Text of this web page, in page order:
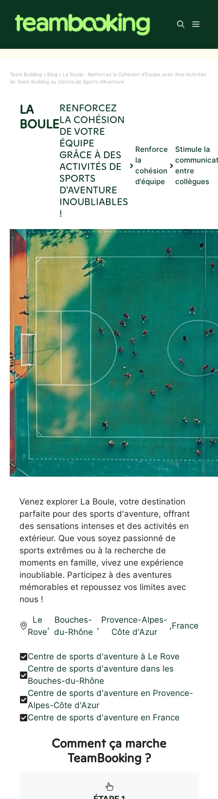
contenu
Menu
Team Building » Blog » La Boule : Renforcez la Cohésion d’Équipe avec Nos Activités
de Team Building au Centre de Sports d’Aventure
LA
BOULE
RENFORCEZ
LA COHÉSION
DE VOTRE
ÉQUIPE
GRÂCE À DES
ACTIVITÉS DE
SPORTS
D'AVENTURE
INOUBLIABLES
!
Renforce
la
cohésion
d'équipe
Stimule la
entre
collègues
Venez explorer La Boule, votre destination
parfaite pour des sports d'aventure, offrant
des sensations intenses et des activités en
extérieur. Que vous soyez passionné de
sports extrêmes ou à la recherche de
moments en famille, vivez une expérience
inoubliable. Participez à des aventures
mémorables et repoussez vos limites avec
nous !
Le
Rove
,
Bouches-
du-Rhône
,
Provence-Alpes-
Côte d'Azur
,France
Centre de sports d'aventure à Le Rove
Centre de sports d'aventure dans les
Bouches-du-Rhône
Centre de sports d'aventure en Provence-
Alpes-Côte d'Azur
Centre de sports d'aventure en France
Comment ça marche
TeamBooking ?